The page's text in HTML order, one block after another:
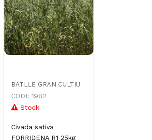
BATLLE GRAN CULTIU
CODI: 1982
Stock
Civada sativa
FORRIDENA R1 25kg